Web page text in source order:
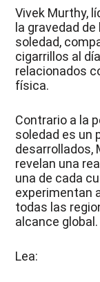
Vivek Murthy,
la gravedad
soledad,
cigarrillos al
relacionados
física.
Contrario a la
soledad es un
desarrollados,
revelan una
una de cada
experimentan
todas las
alcance global.
Lea: